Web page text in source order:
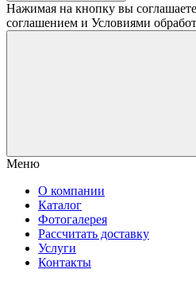
Нажимая на кнопку вы
соглашением и Условиями
Меню
О компании
Каталог
Фотогалерея
Рассчитать доставку
Услуги
Контакты